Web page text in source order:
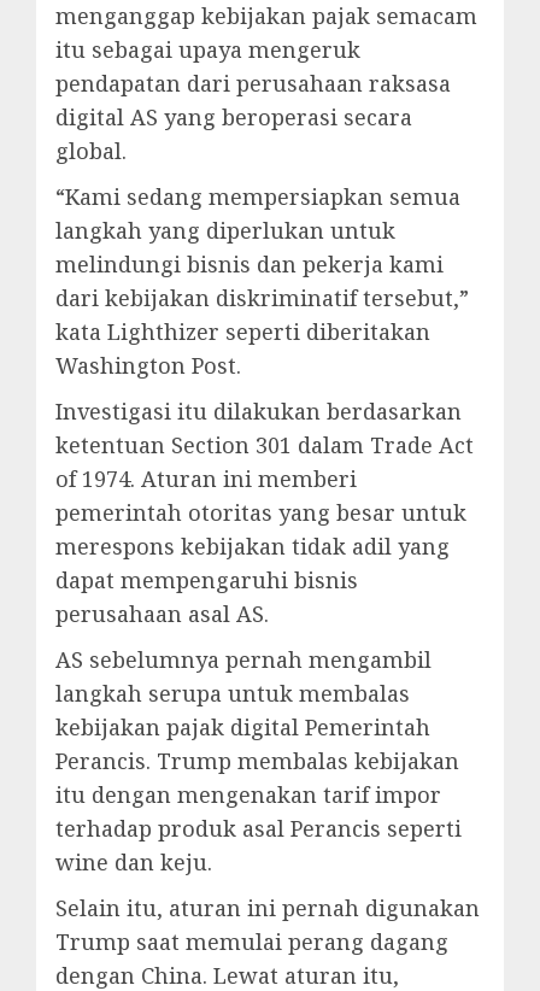
menganggap kebijakan pajak semacam
itu sebagai upaya mengeruk
pendapatan dari perusahaan raksasa
digital AS yang beroperasi secara
global.
“Kami sedang mempersiapkan semua
langkah yang diperlukan untuk
melindungi bisnis dan pekerja kami
dari kebijakan diskriminatif tersebut,”
kata Lighthizer seperti diberitakan
Washington Post.
Investigasi itu dilakukan berdasarkan
ketentuan Section 301 dalam Trade Act
of 1974. Aturan ini memberi
pemerintah otoritas yang besar untuk
merespons kebijakan tidak adil yang
dapat mempengaruhi bisnis
perusahaan asal AS.
AS sebelumnya pernah mengambil
langkah serupa untuk membalas
kebijakan pajak digital Pemerintah
Perancis. Trump membalas kebijakan
itu dengan mengenakan tarif impor
terhadap produk asal Perancis seperti
wine dan keju.
Selain itu, aturan ini pernah digunakan
Trump saat memulai perang dagang
dengan China. Lewat aturan itu,